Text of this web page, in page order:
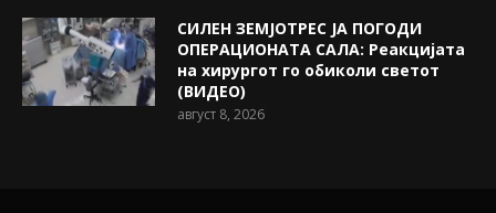
СИЛЕН ЗЕМЈОТРЕС ЈА ПОГОДИ
ОПЕРАЦИОНАТА САЛА: Реакцијата
на хирургот го обиколи светот
(ВИДЕО)
август 8, 2026